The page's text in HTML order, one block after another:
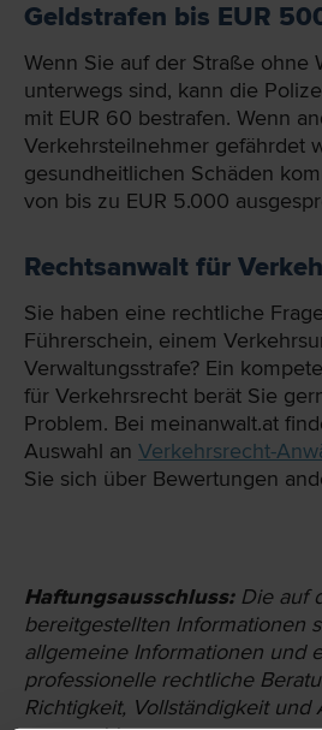
Geldstrafen bis EUR
Wenn Sie auf der Straße ohne
unterwegs sind, kann die
mit EUR 60 bestrafen. Wenn
Verkehrsteilnehmer gefährdet
gesundheitlichen Schäden
von bis zu EUR 5.000
Rechtsanwalt für
Sie haben eine rechtliche
Führerschein, einem
Verwaltungsstrafe? Ein
für Verkehrsrecht berät Sie
Problem. Bei meinanwalt.at
Auswahl an Verkehrsrecht-
Sie sich über Bewertungen
Haftungsausschluss: Die auf
bereit­gestellten Informationen
allgemeine Informationen und
professionelle rechtliche
Richtigkeit, Vollständigkeit und